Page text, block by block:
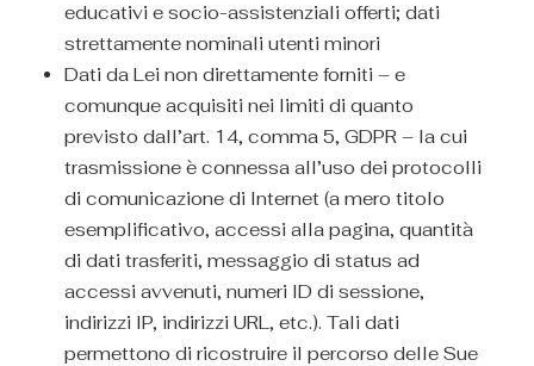
educativi e socio-assistenziali offerti; dati
strettamente nominali utenti minori
Dati da Lei non direttamente forniti – e
comunque acquisiti nei limiti di quanto
previsto dall’art. 14, comma 5, GDPR – la cui
trasmissione è connessa all’uso dei protocolli
di comunicazione di Internet (a mero titolo
esemplificativo, accessi alla pagina, quantità
di dati trasferiti, messaggio di status ad
accessi avvenuti, numeri ID di sessione,
indirizzi IP, indirizzi URL, etc.). Tali dati
permettono di ricostruire il percorso delle Sue